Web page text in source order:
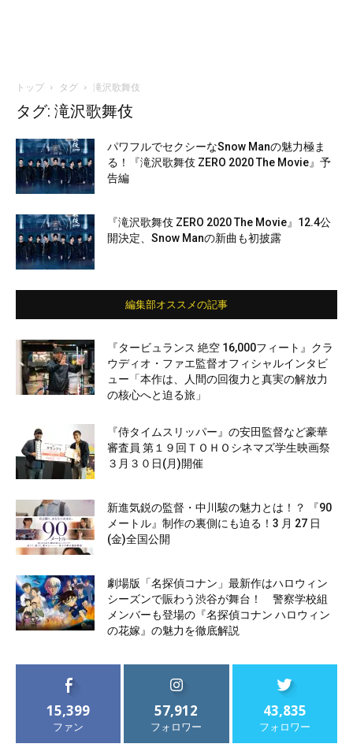
トップ タグ 滝沢歌舞伎
タグ: 滝沢歌舞伎
パワフルでセクシーなSnow Manの魅力極ま
る！『滝沢歌舞伎 ZERO 2020 The Movie』予
告編
『滝沢歌舞伎 ZERO 2020 The Movie』12.4公
開決定、Snow Manの新曲も初披露
編集部オススメの記事
『タービュランス 絶空 16,000フィート』クラ
ウディオ・ファエ監督オフィシャルインタビ
ュー「本作は、人間の回復力と真実の解放力
の核心へと迫る旅」
『侍タイムスリッパー』の安田監督など豪華
審査員 第１９回ＴＯＨＯシネマズ学生映画祭
３月３０日(月)開催
新進気鋭の監督・中川駿の魅力とは！？ 『90
メートル』制作の裏側にも迫る！3 月 27 日
(金)全国公開
劇場版「名探偵コナン」最新作はハロウィン
シーズンで賑わう渋谷が舞台！ 警察学校組
メンバーも登場の『名探偵コナン ハロウィン
の花嫁』の魅力を徹底解説
15,399
ファン
57,912
フォロワー
43,835
フォロワー